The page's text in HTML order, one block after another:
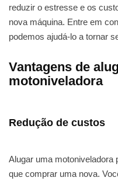
reduzir o estresse e os
nova máquina. Entre em
podemos ajudá-lo a tornar
Vantagens de
motoniveladora
Redução de custos
Alugar uma motoniveladora
que comprar uma nova.